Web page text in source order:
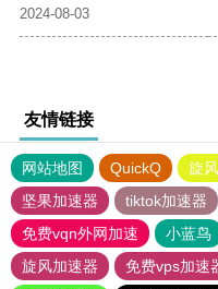
2024-08-03
友情链接
网站地图 QuickQ 旋
坚果加速器
tiktok加速器
免费vqn外网加速
小蓝鸟
旋风加速器
免费vps加速